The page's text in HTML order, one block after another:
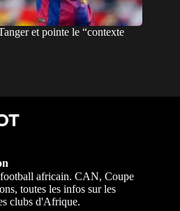
et pointe le “contexte
africain. CAN, Coupe
toutes les infos sur les
clubs d'Afrique.